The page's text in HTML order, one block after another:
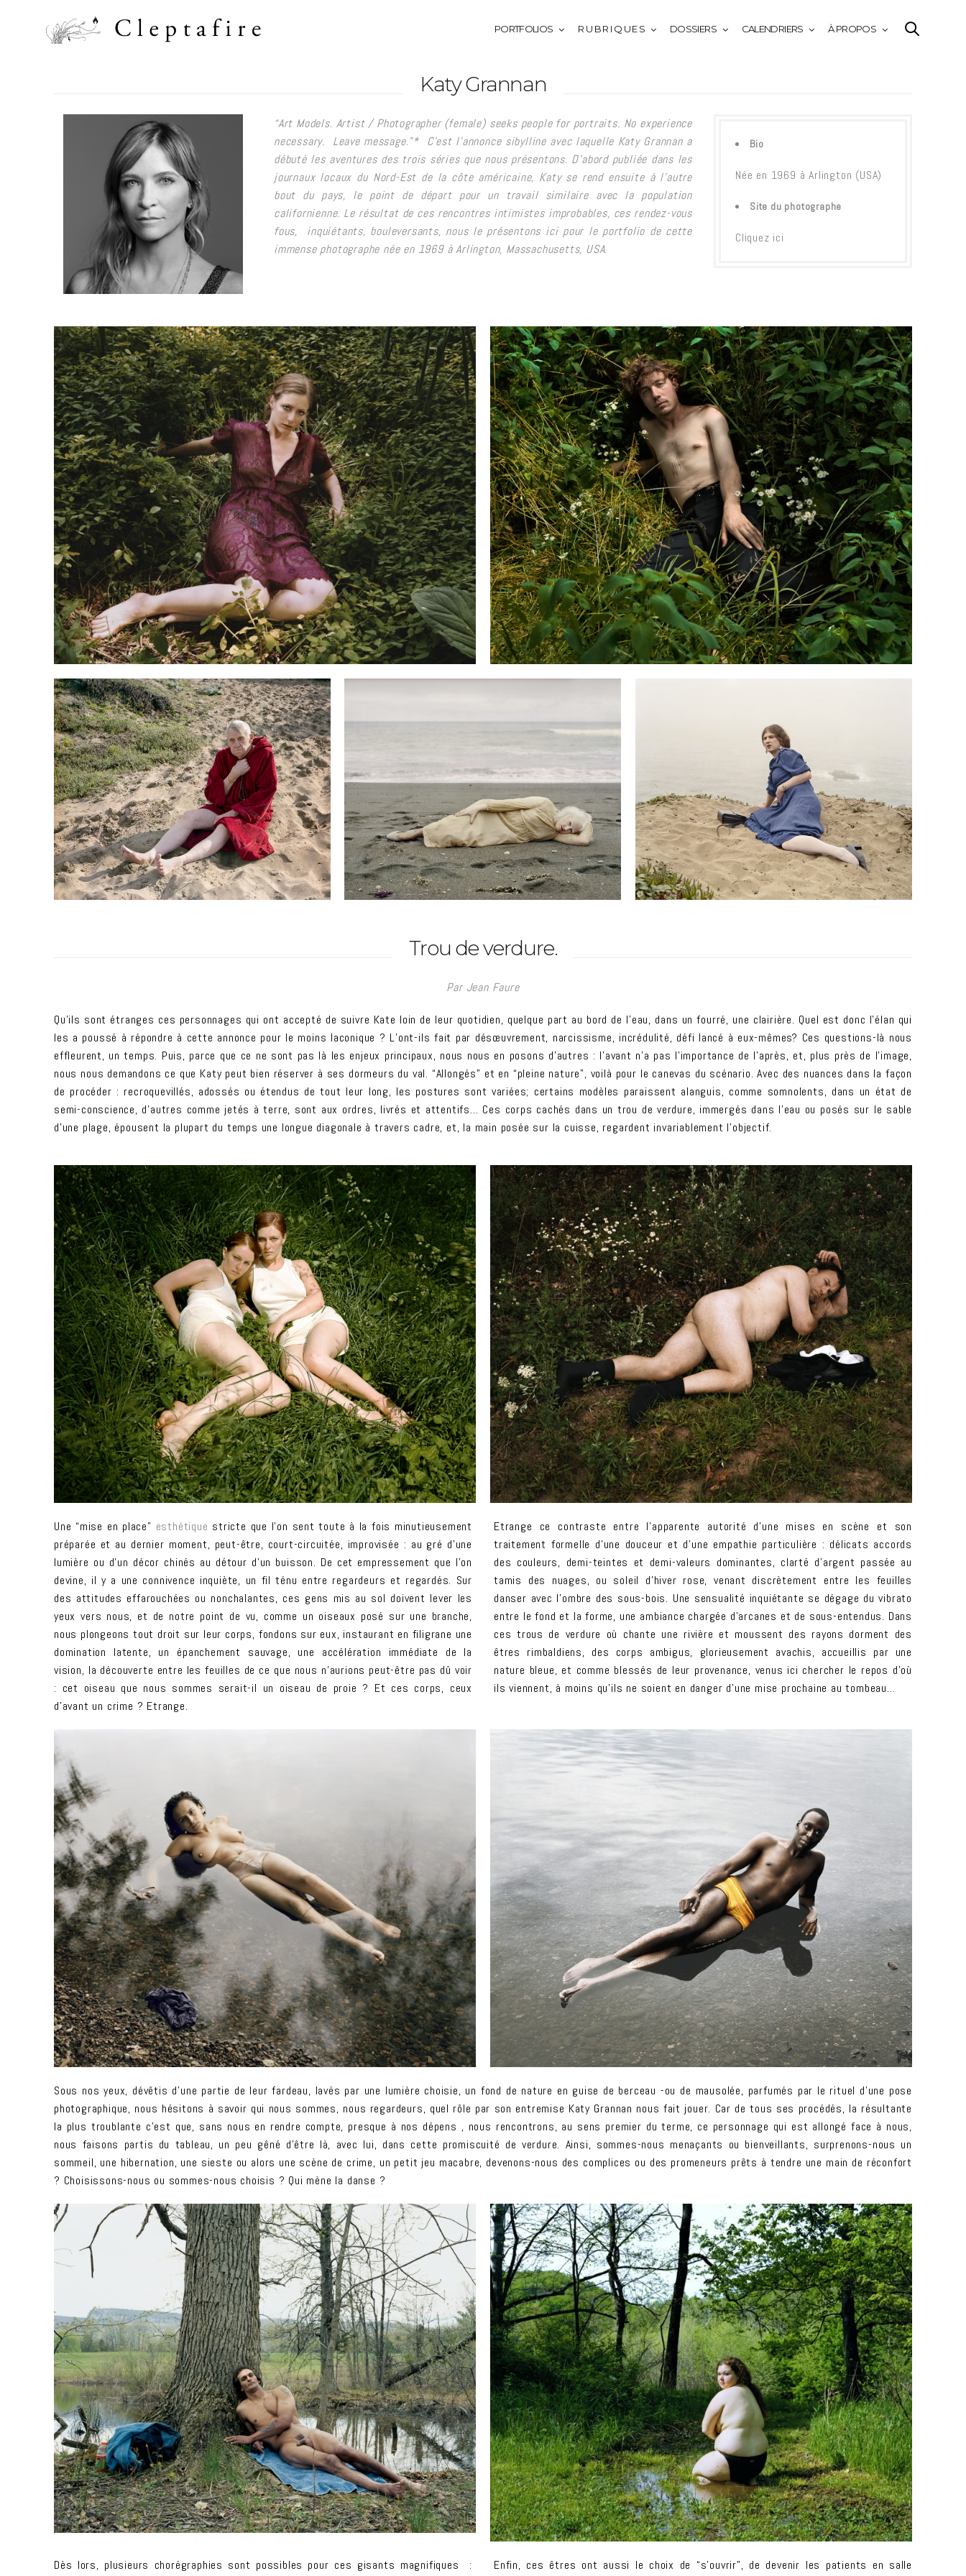
PORTFOLIOS R U B R I Q U E S DOSSIERS CALENDRIERS À PROPOS
Katy Grannan
“Art Models. Artist / Photographer (female) seeks people for portraits. No experience
necessary. Leave message.”* C’est l’annonce sibylline avec laquelle Katy Grannan a
débuté les aventures des trois séries que nous présentons. D’abord publiée dans les
journaux locaux du Nord-Est de la côte américaine, Katy se rend ensuite à l’autre
bout du pays, le point de départ pour un travail similaire avec la population
californienne. Le résultat de ces rencontres intimistes improbables, ces rendez-vous
fous, inquiétants, bouleversants, nous le présentons ici pour le portfolio de cette
immense photographe née en 1969 à Arlington, Massachusetts, USA.
Bio
Née en 1969 à Arlington (USA)
Site du photographe
Cliquez ici
Trou de verdure.
Par Jean Faure
Qu’ils sont étranges ces personnages qui ont accepté de suivre Kate loin de leur quotidien, quelque part au bord de l’eau, dans un fourré, une clairière. Quel est donc l’élan qui
les a poussé à répondre à cette annonce pour le moins laconique ? L’ont-ils fait par désœuvrement, narcissisme, incrédulité, défi lancé à eux-mêmes? Ces questions-là nous
effleurent, un temps. Puis, parce que ce ne sont pas là les enjeux principaux, nous nous en posons d’autres : l’avant n’a pas l’importance de l’après, et, plus près de l’image,
nous nous demandons ce que Katy peut bien réserver à ses dormeurs du val. “Allongés” et en “pleine nature”, voilà pour le canevas du scénario. Avec des nuances dans la façon
de procéder : recroquevillés, adossés ou étendus de tout leur long, les postures sont variées; certains modèles paraissent alanguis, comme somnolents, dans un état de
semi-conscience, d’autres comme jetés à terre, sont aux ordres, livrés et attentifs… Ces corps cachés dans un trou de verdure, immergés dans l’eau ou posés sur le sable
d’une plage, épousent la plupart du temps une longue diagonale à travers cadre, et, la main posée sur la cuisse, regardent invariablement l’objectif.
Une “mise en place” esthétique stricte que l’on sent toute à la fois minutieusement
préparée et au dernier moment, peut-être, court-circuitée, improvisée : au gré d’une
lumière ou d’un décor chinés au détour d’un buisson. De cet empressement que l’on
devine, il y a une connivence inquiète, un fil ténu entre regardeurs et regardés. Sur
des attitudes effarouchées ou nonchalantes, ces gens mis au sol doivent lever les
yeux vers nous, et de notre point de vu, comme un oiseaux posé sur une branche,
nous plongeons tout droit sur leur corps, fondons sur eux, instaurant en filigrane une
domination latente, un épanchement sauvage, une accélération immédiate de la
vision, la découverte entre les feuilles de ce que nous n’aurions peut-être pas dû voir
: cet oiseau que nous sommes serait-il un oiseau de proie ? Et ces corps, ceux
d’avant un crime ? Etrange.
Etrange ce contraste entre l’apparente autorité d’une mises en scène et son
traitement formelle d’une douceur et d’une empathie particulière : délicats accords
des couleurs, demi-teintes et demi-valeurs dominantes, clarté d’argent passée au
tamis des nuages, ou soleil d’hiver rose, venant discrètement entre les feuilles
danser avec l’ombre des sous-bois. Une sensualité inquiétante se dégage du vibrato
entre le fond et la forme, une ambiance chargée d’arcanes et de sous-entendus. Dans
ces trous de verdure où chante une rivière et moussent des rayons dorment des
êtres rimbaldiens, des corps ambigus, glorieusement avachis, accueillis par une
nature bleue, et comme blessés de leur provenance, venus ici chercher le repos d’où
ils viennent, à moins qu’ils ne soient en danger d’une mise prochaine au tombeau…
Sous nos yeux, dévêtis d’une partie de leur fardeau, lavés par une lumière choisie, un fond de nature en guise de berceau -ou de mausolée, parfumés par le rituel d’une pose
photographique, nous hésitons à savoir qui nous sommes, nous regardeurs, quel rôle par son entremise Katy Grannan nous fait jouer. Car de tous ses procédés, la résultante
la plus troublante c’est que, sans nous en rendre compte, presque à nos dépens , nous rencontrons, au sens premier du terme, ce personnage qui est allongé face à nous,
nous faisons partis du tableau, un peu gêné d’être là, avec lui, dans cette promiscuité de verdure. Ainsi, sommes-nous menaçants ou bienveillants, surprenons-nous un
sommeil, une hibernation, une sieste ou alors une scène de crime, un petit jeu macabre, devenons-nous des complices ou des promeneurs prêts à tendre une main de réconfort
? Choisissons-nous ou sommes-nous choisis ? Qui mène la danse ?
Dès lors, plusieurs chorégraphies sont possibles pour ces gisants magnifiques :
Enfin, ces êtres ont aussi le choix de “s’ouvrir”, de devenir les patients en salle